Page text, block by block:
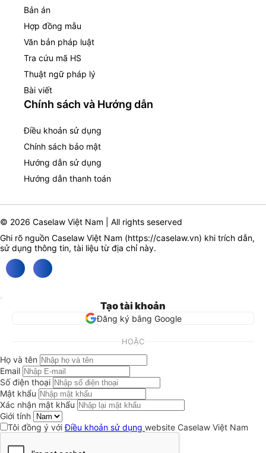
Bản án
Hợp đồng mẫu
Văn bản pháp luật
Tra cứu mã HS
Thuật ngữ pháp lý
Bài viết
Chính sách và Hướng dẫn
Điều khoản sử dụng
Chính sách bảo mật
Hướng dẫn sử dụng
Hướng dẫn thanh toán
© 2026 Caselaw Việt Nam | All rights seserved
Ghi rõ nguồn Caselaw Việt Nam (https://caselaw.vn) khi trích dẫn,
sử dụng thông tin, tài liệu từ địa chỉ này.
Tạo tài khoản
Đăng ký bằng Google
HOẶC
Họ và tên
Email
Số điện thoại
Mật khẩu
Xác nhận mật khẩu
Giới tính
Tôi đồng ý vớiĐiều khoản sử dụng website Caselaw Việt Nam